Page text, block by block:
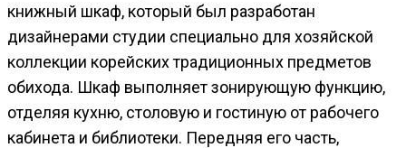
книжный шкаф, который был разработан
дизайнерами студии специально для хозяйской
коллекции корейских традиционных предметов
обихода. Шкаф выполняет зонирующую функцию,
отделяя кухню, столовую и гостиную от рабочего
кабинета и библиотеки. Передняя его часть,